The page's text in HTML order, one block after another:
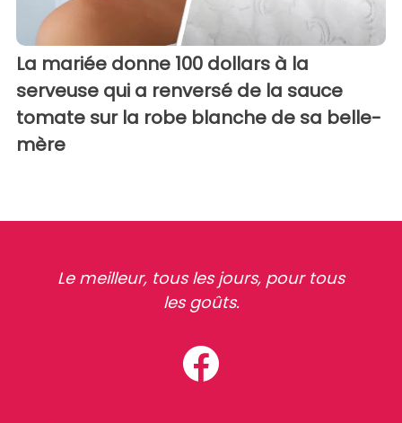
La mariée donne 100 dollars à la
serveuse qui a renversé de la sauce
tomate sur la robe blanche de sa belle-
mère
Le meilleur, tous les jours, pour tous
les goûts.